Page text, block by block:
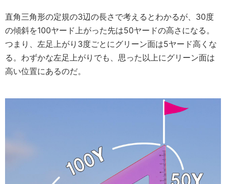
直角三角形の定規の3辺の長さで考えるとわかるが、30度
の傾斜を100ヤード上がった先は50ヤードの高さになる。
つまり、左足上がり3度ごとにグリーン面は5ヤード高くな
る。わずかな左足上がりでも、思った以上にグリーン面は
高い位置にあるのだ。